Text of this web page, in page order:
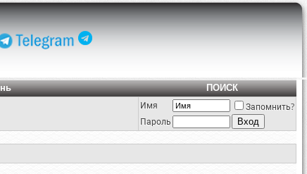
ПОИСК
Имя
Запомнить?
Пароль